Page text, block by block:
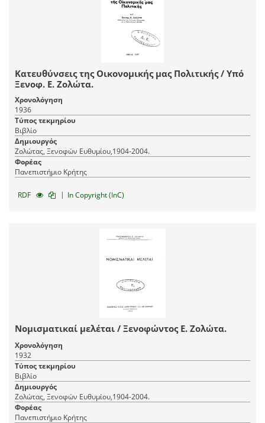
Κατευθύνσεις της Οικονομικής μας Πολιτικής / Υπό
Ξενοφ. Ε. Ζολώτα.
Χρονολόγηση
1936
Τύπος τεκμηρίου
Βιβλίο
Δημιουργός
Ζολώτας, Ξενοφών Ευθυμίου,1904-2004.
Φορέας
Πανεπιστήμιο Κρήτης
RDF | In Copyright (InC)
Νομισματικαί μελέται / Ξενοφώντος Ε. Ζολώτα.
Χρονολόγηση
1932
Τύπος τεκμηρίου
Βιβλίο
Δημιουργός
Ζολώτας, Ξενοφών Ευθυμίου,1904-2004.
Φορέας
Πανεπιστήμιο Κρήτης